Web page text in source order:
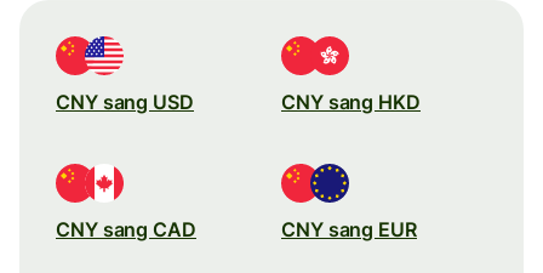
CNY sang USD CNY sang HKD
CNY sang CAD CNY sang EUR